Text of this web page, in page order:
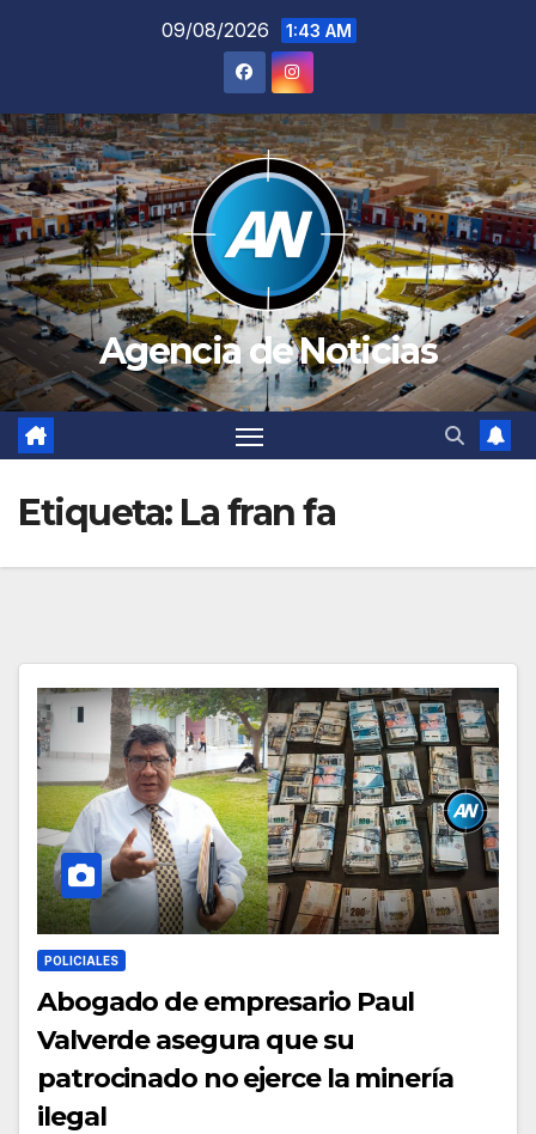
09/08/2026 1:43 AM
Agencia de Noticias
Etiqueta: La fran fa
POLICIALES
Abogado de empresario Paul
Valverde asegura que su
patrocinado no ejerce la minería
ilegal